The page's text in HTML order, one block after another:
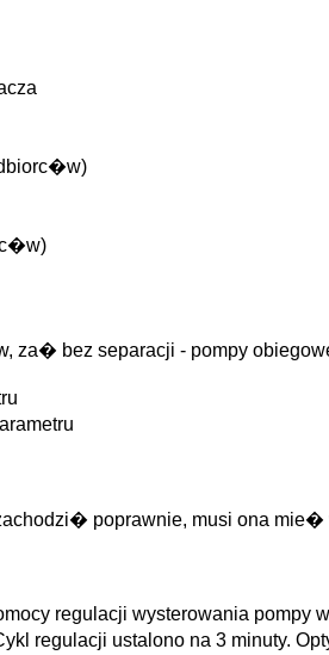
bez separacji - pompy
poprawnie, musi ona
regulacji wysterowania
regulacji ustalono na 3 minuty.